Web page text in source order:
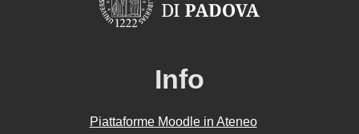
Info
Piattaforme Moodle in Ateneo